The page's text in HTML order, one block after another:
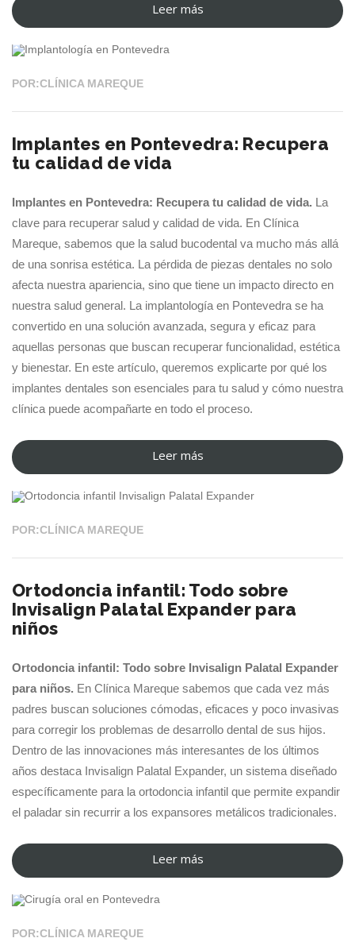
Leer más
“Endodoncia:
Cuándo
necesaria
y
puede
salvar
diente
natural”
13 JUL 2026
POR:CLÍNICA MAREQUE
Implantes en Pontevedra: Recupera
tu calidad de vida
Implantes en Pontevedra: Recupera tu calidad de vida. La
clave para recuperar salud y calidad de vida. En Clínica
Mareque, sabemos que la salud bucodental va mucho más allá
de una sonrisa estética. La pérdida de piezas dentales no solo
afecta nuestra apariencia, sino que tiene un impacto directo en
nuestra salud general. La implantología en Pontevedra se ha
convertido en una solución avanzada, segura y eficaz para
aquellas personas que buscan recuperar funcionalidad, estética
y bienestar. En este artículo, queremos explicarte por qué los
implantes dentales son esenciales para tu salud y cómo nuestra
clínica puede acompañarte en todo el proceso.
Leer más
“Implantes
en
Recupera
tu
de
vida”
06 JUL 2026
POR:CLÍNICA MAREQUE
Ortodoncia infantil: Todo sobre
Invisalign Palatal Expander para
niños
Ortodoncia infantil: Todo sobre Invisalign Palatal Expander
para niños. En Clínica Mareque sabemos que cada vez más
padres buscan soluciones cómodas, eficaces y poco invasivas
para corregir los problemas de desarrollo dental de sus hijos.
Dentro de las innovaciones más interesantes de los últimos
años destaca Invisalign Palatal Expander, un sistema diseñado
específicamente para la ortodoncia infantil que permite expandir
el paladar sin recurrir a los expansores metálicos tradicionales.
Leer más
“Ortodoncia
infantil:
sobre
11 MAY 2026
POR:CLÍNICA MAREQUE